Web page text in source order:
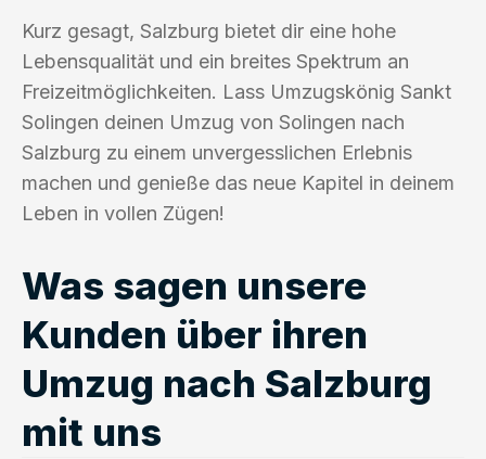
Kurz gesagt, Salzburg bietet dir eine hohe
Lebensqualität und ein breites Spektrum an
Freizeitmöglichkeiten. Lass Umzugskönig Sankt
Solingen deinen Umzug von Solingen nach
Salzburg zu einem unvergesslichen Erlebnis
machen und genieße das neue Kapitel in deinem
Leben in vollen Zügen!
Was sagen unsere
Kunden über ihren
Umzug nach Salzburg
mit uns